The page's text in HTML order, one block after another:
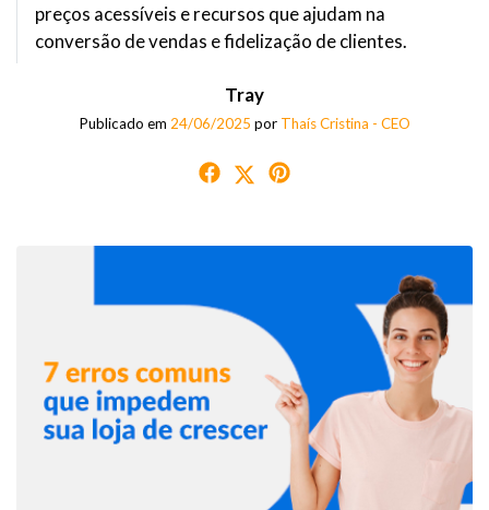
preços acessíveis e recursos que ajudam na
conversão de vendas e fidelização de clientes.
Tray
Publicado em 24/06/2025 por Thaís Cristina - CEO